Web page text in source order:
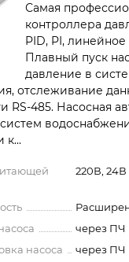
Самая
контроллера
PID, PI,
Плавный пуск
давление в
отслеживание
RS-485. Насосная
к...
220В, 24В
через ПЧ
насоса
через ПЧ